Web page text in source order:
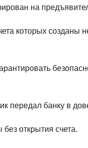
на
которых созданы
передал банку в
открытия счета.